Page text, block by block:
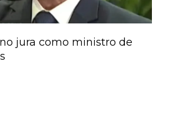
jura como ministro de